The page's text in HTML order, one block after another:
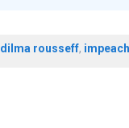
dilma rousseff,